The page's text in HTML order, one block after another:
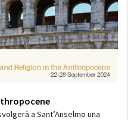
a Sant’Anselmo una